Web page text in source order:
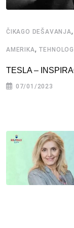
ČIKAGO DEŠAVANJA,
AMERIKA,
TESLA –
07/01/2023